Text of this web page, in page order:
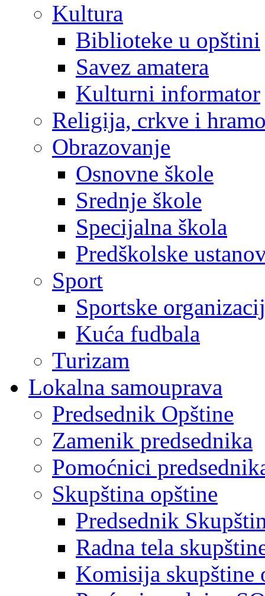
Kultura
Biblioteke u opštini
Savez amatera
Kulturni informator
Religija, crkve i
Obrazovanje
Osnovne škole
Srednje škole
Specijalna škola
Predškolske
Sport
Sportske
Kuća fudbala
Turizam
Lokalna samouprava
Predsednik Opštine
Zamenik predsednika
Pomoćnici
Skupština opštine
Predsednik
Radna tela
Komisija skupštine